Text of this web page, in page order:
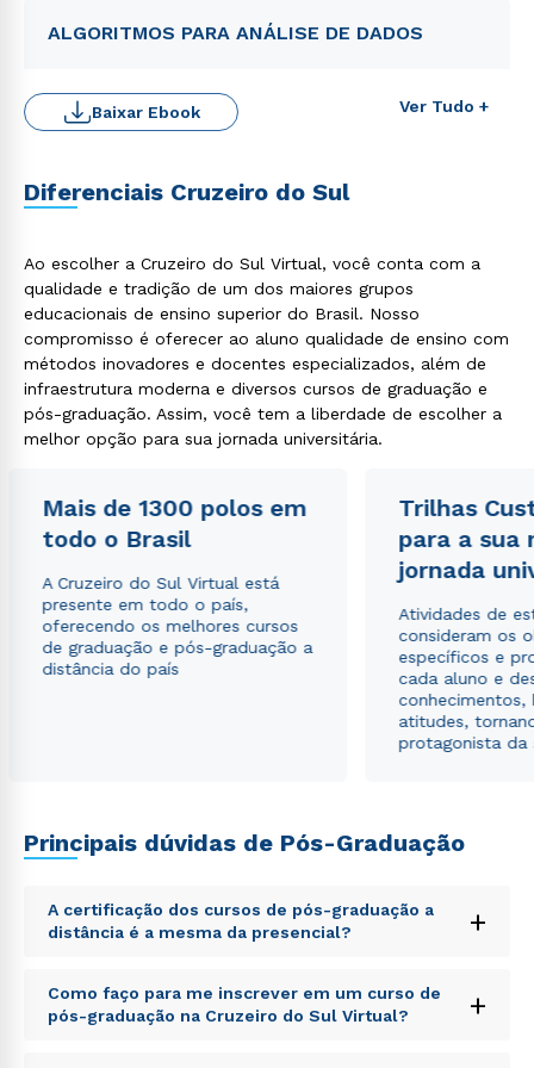
ALGORITMOS PARA ANÁLISE DE DADOS
Ver Tudo +
Baixar Ebook
Diferenciais Cruzeiro do Sul
Ao escolher a Cruzeiro do Sul Virtual, você conta com a
qualidade e tradição de um dos maiores grupos
educacionais de ensino superior do Brasil. Nosso
compromisso é oferecer ao aluno qualidade de ensino com
métodos inovadores e docentes especializados, além de
infraestrutura moderna e diversos cursos de graduação e
pós-graduação. Assim, você tem a liberdade de escolher a
melhor opção para sua jornada universitária.
Mais de 1300 polos em
todo o Brasil
A Cruzeiro do Sul Virtual está
presente em todo o país,
oferecendo os melhores cursos
de graduação e pós-graduação a
distância do país
Trilhas
para a sua
jornada
Atividades de
consideram os
específicos e
cada aluno e
conhecimentos,
atitudes,
protagonista da
Principais dúvidas de Pós-Graduação
A certificação dos cursos de pós-graduação a
distância é a mesma da presencial?
+
Sed ut perspiciatis unde omnis iste natus error sit
voluptatem accusantium doloremque laudantium,
totam rem aperiam, eaque ipsa quae ab illo inventore
Como faço para me inscrever em um curso de
pós-graduação na Cruzeiro do Sul Virtual?
+
Rápido e fácil
WhatsApp
ou
Estou de acordo com a
autorizo que meus dados sejam utilizados para o